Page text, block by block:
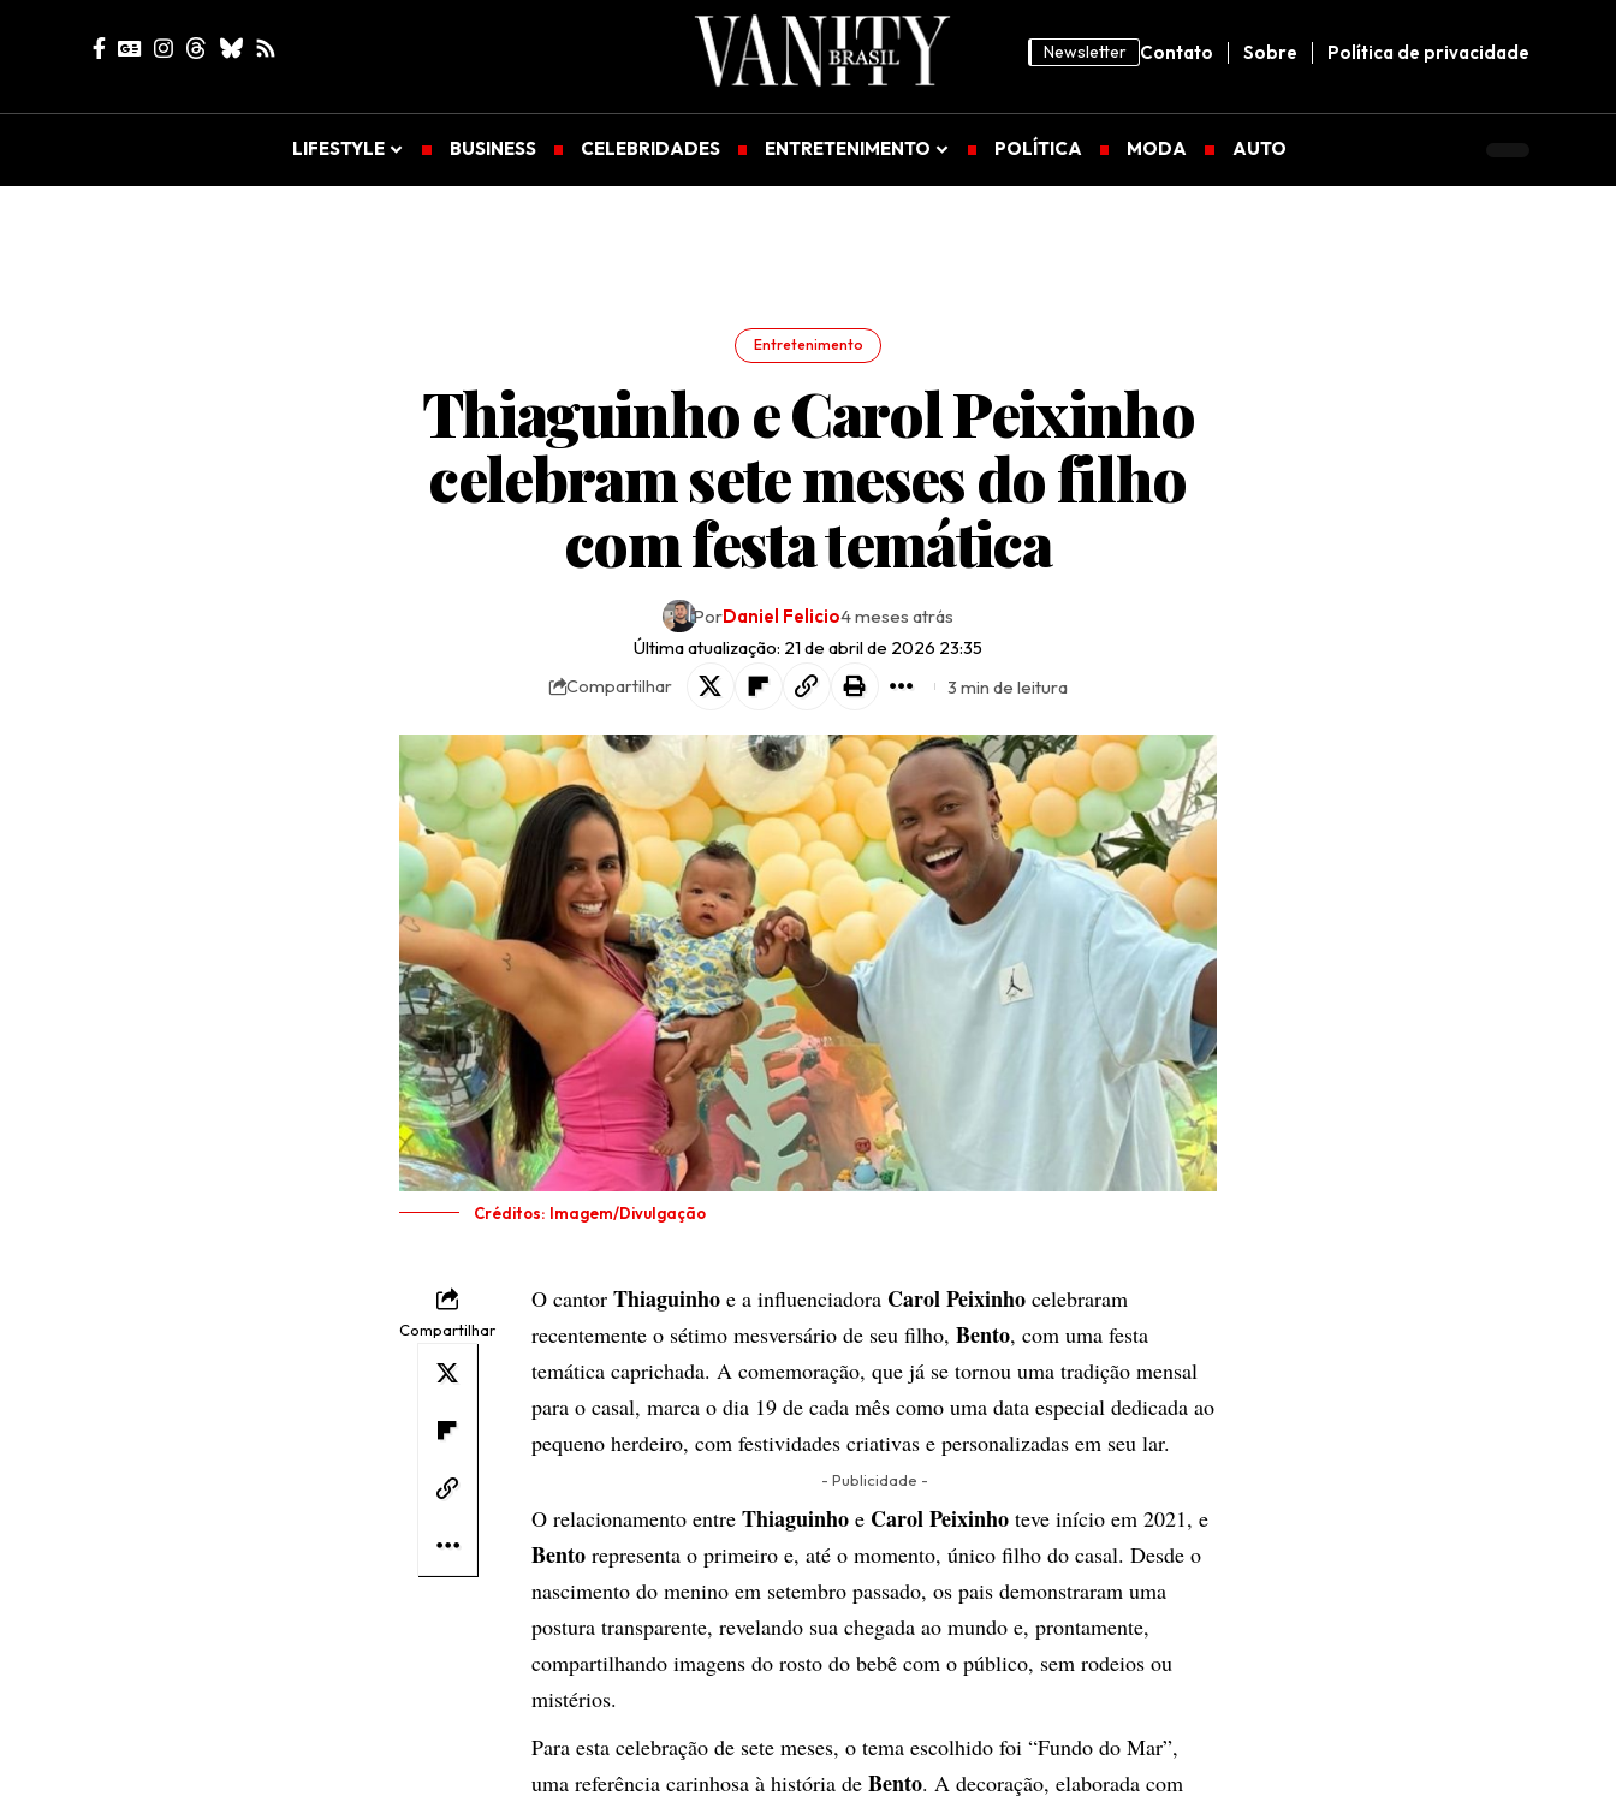
Newsletter Contato Sobre Política de privacidade
LIFESTYLE BUSINESS CELEBRIDADES ENTRETENIMENTO POLÍTICA MODA AUTO
Entretenimento
Thiaguinho e Carol Peixinho
celebram sete meses do filho
com festa temática
Última atualização: 21 de abril de 2026 23:35
PorDaniel Felicio4 meses atrás
Compartilhar 3 min de leitura
Créditos: Imagem/Divulgação
Compartilhar
O cantor Thiaguinho e a influenciadora Carol Peixinho celebraram
recentemente o sétimo mesversário de seu filho, Bento, com uma festa
temática caprichada. A comemoração, que já se tornou uma tradição mensal
para o casal, marca o dia 19 de cada mês como uma data especial dedicada ao
pequeno herdeiro, com festividades criativas e personalizadas em seu lar.
- Publicidade -
O relacionamento entre Thiaguinho e Carol Peixinho teve início em 2021, e
Bento representa o primeiro e, até o momento, único filho do casal. Desde o
nascimento do menino em setembro passado, os pais demonstraram uma
postura transparente, revelando sua chegada ao mundo e, prontamente,
compartilhando imagens do rosto do bebê com o público, sem rodeios ou
mistérios.
Para esta celebração de sete meses, o tema escolhido foi “Fundo do Mar”,
uma referência carinhosa à história de Bento. A decoração, elaborada com